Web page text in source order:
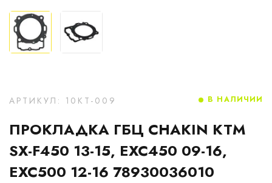
АРТИКУЛ: 10KT-009
ПРОКЛАДКА ГБЦ CHAKIN KTM
SX-F450 13-15, EXC450 09-16,
EXC500 12-16 78930036010
В НАЛИЧИИ